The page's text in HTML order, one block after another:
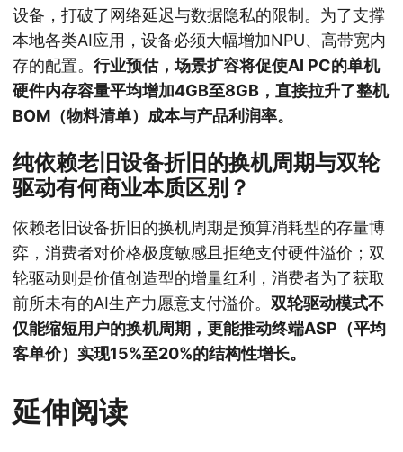
设备，打破了网络延迟与数据隐私的限制。为了支撑
本地各类AI应用，设备必须大幅增加NPU、高带宽内
存的配置。 行业预估，场景扩容将促使AI PC的单机
硬件内存容量平均增加4GB至8GB，直接拉升了整机
BOM（物料清单）成本与产品利润率。
纯依赖老旧设备折旧的换机周期与双轮
驱动有何商业本质区别？
依赖老旧设备折旧的换机周期是预算消耗型的存量博
弈，消费者对价格极度敏感且拒绝支付硬件溢价；双
轮驱动则是价值创造型的增量红利，消费者为了获取
前所未有的AI生产力愿意支付溢价。 双轮驱动模式不
仅能缩短用户的换机周期，更能推动终端ASP（平均
客单价）实现15%至20%的结构性增长。
延伸阅读